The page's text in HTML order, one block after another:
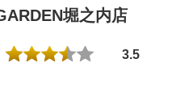
堀之内店
3.5